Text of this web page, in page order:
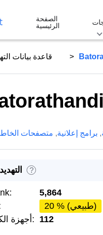
الصفحة
الرئيسية
قاعدة بيانات
, برامج إعلانية, متصفحات
?
5,864
20 % (طبيعي)
أجهزة الكمبيوتر المصابة: 112